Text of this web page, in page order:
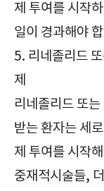
제 투여를 시작
일이 경과해야
5. 리네졸리드
제
리네졸리드 또
받는 환자는 세
제 투여를 시작
중재적시술들,